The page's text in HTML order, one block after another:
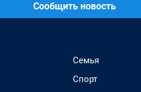
Сообщить новость
Семья
Спорт